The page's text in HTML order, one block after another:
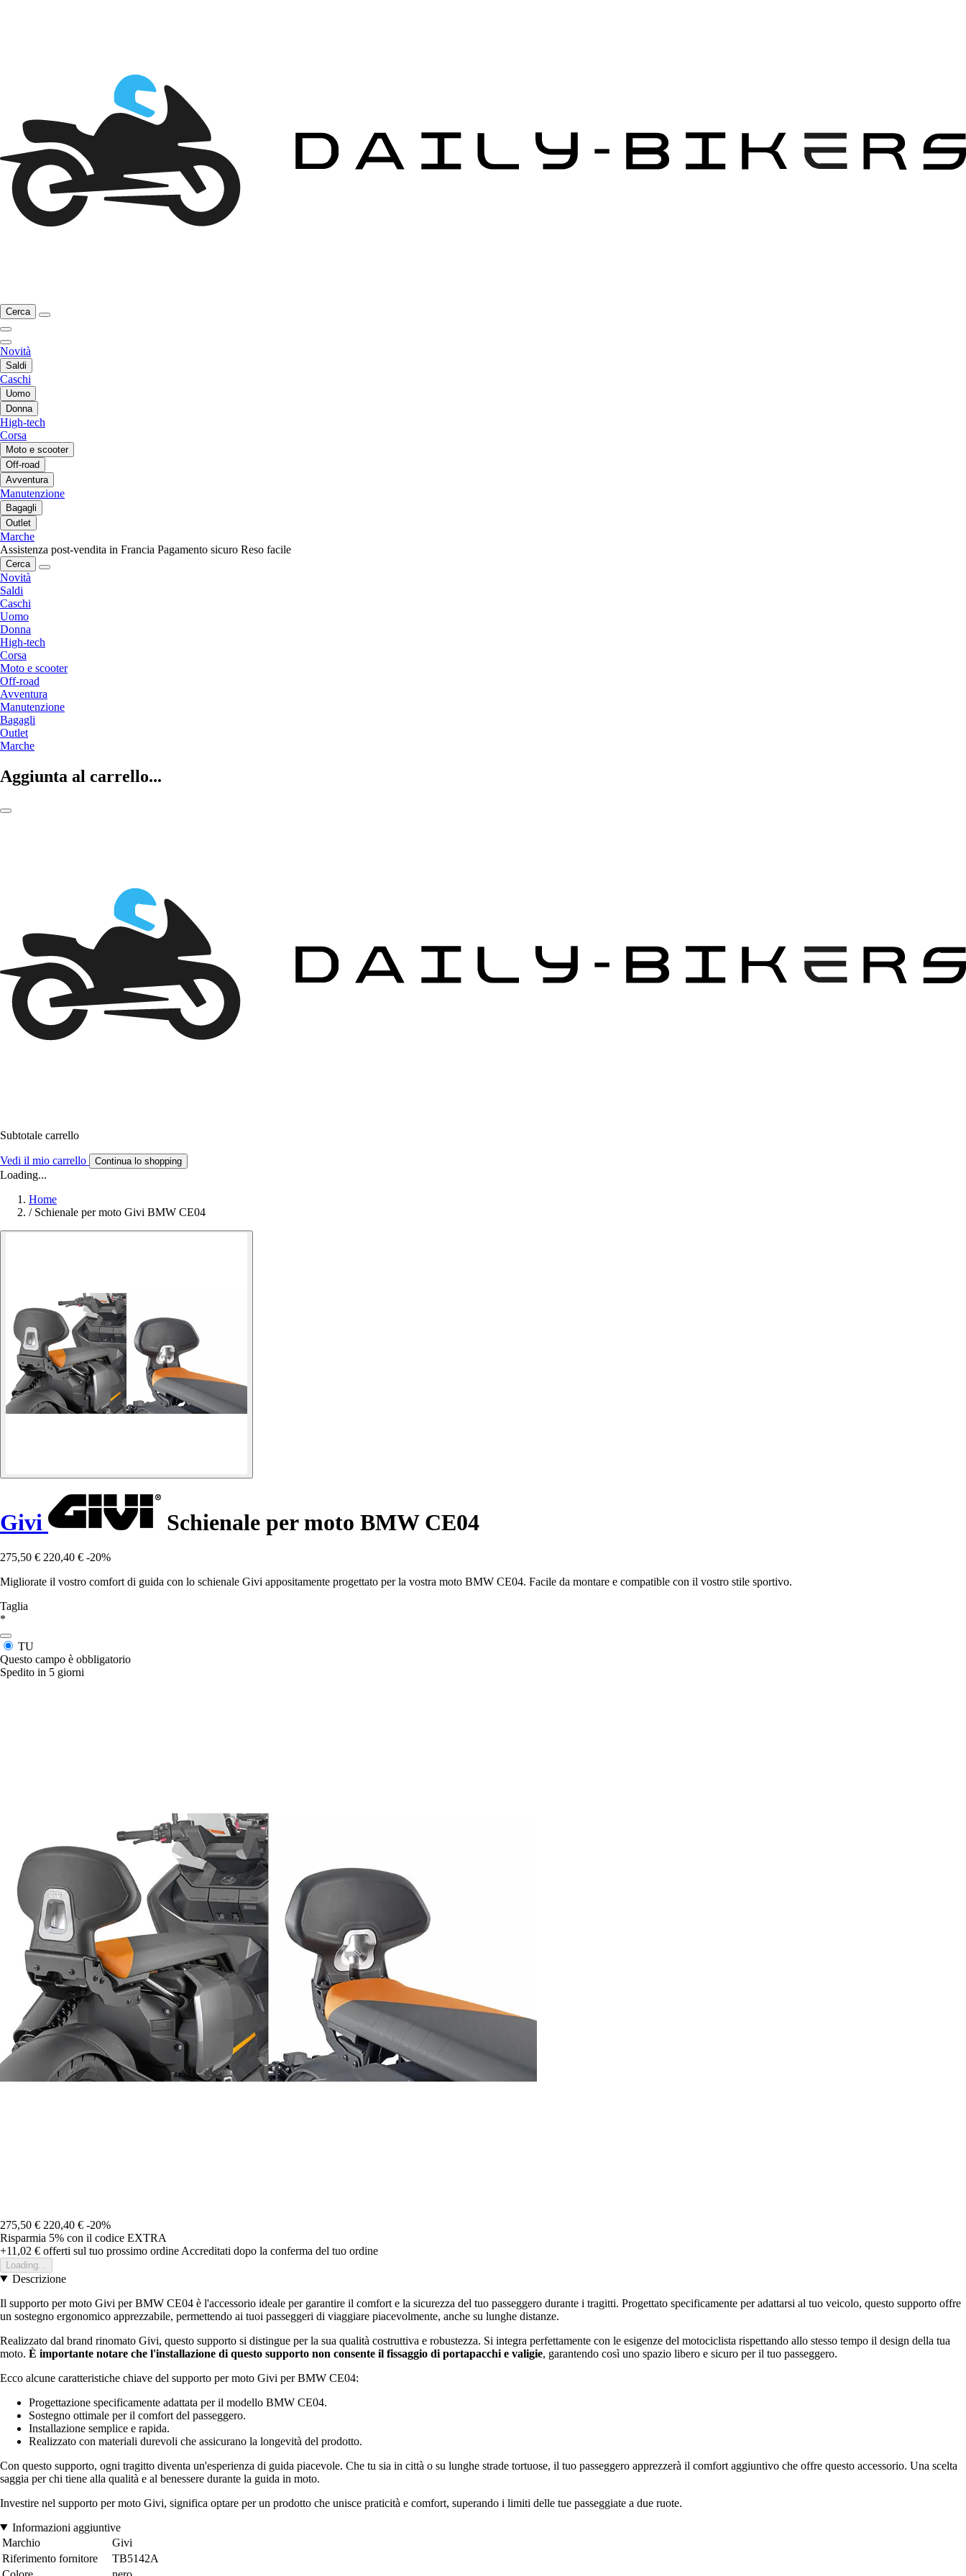
Cerca
Novità
Saldi
Caschi
Uomo
Donna
High-tech
Corsa
Moto e scooter
Off-road
Avventura
Manutenzione
Bagagli
Outlet
Marche
Assistenza post-vendita in Francia Pagamento sicuro Reso facile
Cerca
Novità
Saldi
Caschi
Uomo
Donna
High-tech
Corsa
Moto e scooter
Off-road
Avventura
Manutenzione
Bagagli
Outlet
Marche
Aggiunta al carrello...
Subtotale carrello
Vedi il mio carrello Continua lo shopping
Loading...
Home
/ Schienale per moto Givi BMW CE04
Givi Schienale per moto BMW CE04
275,50 € 220,40 € -20%
Migliorate il vostro comfort di guida con lo schienale Givi appositamente progettato per la vostra moto BMW CE04. Facile da montare e compatible con il vostro stile sportivo.
Taglia
*
TU
Questo campo è obbligatorio
Spedito in 5 giorni
275,50 € 220,40 € -20%
Risparmia 5% con il codice EXTRA
+11,02 € offerti sul tuo prossimo ordine Accreditati dopo la conferma del tuo ordine
Loading...
Descrizione
Il supporto per moto Givi per BMW CE04 è l'accessorio ideale per garantire il comfort e la sicurezza del tuo passeggero durante i tragitti. Progettato specificamente per adattarsi al tuo veicolo, questo supporto offre
un sostegno ergonomico apprezzabile, permettendo ai tuoi passeggeri di viaggiare piacevolmente, anche su lunghe distanze.
Realizzato dal brand rinomato Givi, questo supporto si distingue per la sua qualità costruttiva e robustezza. Si integra perfettamente con le esigenze del motociclista rispettando allo stesso tempo il design della tua
moto. È importante notare che l'installazione di questo supporto non consente il fissaggio di portapacchi e valigie, garantendo così uno spazio libero e sicuro per il tuo passeggero.
Ecco alcune caratteristiche chiave del supporto per moto Givi per BMW CE04:
Progettazione specificamente adattata per il modello BMW CE04.
Sostegno ottimale per il comfort del passeggero.
Installazione semplice e rapida.
Realizzato con materiali durevoli che assicurano la longevità del prodotto.
Con questo supporto, ogni tragitto diventa un'esperienza di guida piacevole. Che tu sia in città o su lunghe strade tortuose, il tuo passeggero apprezzerà il comfort aggiuntivo che offre questo accessorio. Una scelta
saggia per chi tiene alla qualità e al benessere durante la guida in moto.
Investire nel supporto per moto Givi, significa optare per un prodotto che unisce praticità e comfort, superando i limiti delle tue passeggiate a due ruote.
Informazioni aggiuntive
Marchio
Givi
Riferimento fornitore
TB5142A